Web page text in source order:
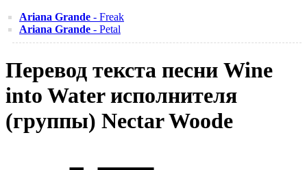
Ariana Grande - Freak
Ariana Grande - Petal
Перевод текста песни Wine
into Water исполнителя
(группы) Nectar Woode